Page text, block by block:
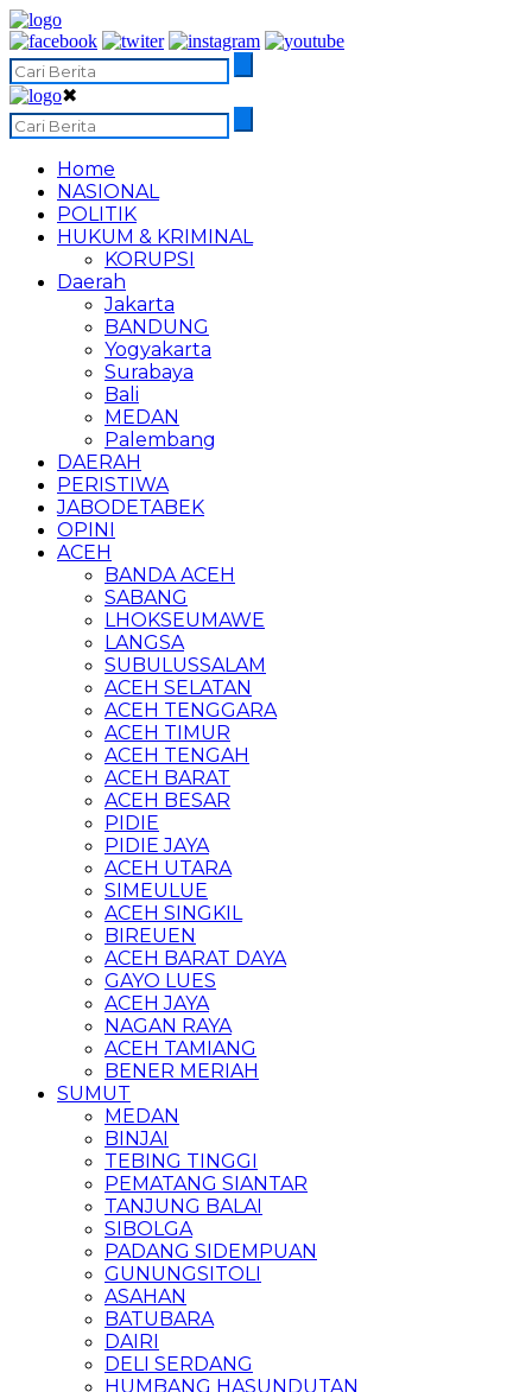
✖
Home
NASIONAL
POLITIK
HUKUM & KRIMINAL
KORUPSI
Daerah
Jakarta
BANDUNG
Yogyakarta
Surabaya
Bali
MEDAN
Palembang
DAERAH
PERISTIWA
JABODETABEK
OPINI
ACEH
BANDA ACEH
SABANG
LHOKSEUMAWE
LANGSA
SUBULUSSALAM
ACEH SELATAN
ACEH TENGGARA
ACEH TIMUR
ACEH TENGAH
ACEH BARAT
ACEH BESAR
PIDIE
PIDIE JAYA
ACEH UTARA
SIMEULUE
ACEH SINGKIL
BIREUEN
ACEH BARAT DAYA
GAYO LUES
ACEH JAYA
NAGAN RAYA
ACEH TAMIANG
BENER MERIAH
SUMUT
MEDAN
BINJAI
TEBING TINGGI
PEMATANG SIANTAR
TANJUNG BALAI
SIBOLGA
PADANG SIDEMPUAN
GUNUNGSITOLI
ASAHAN
BATUBARA
DAIRI
DELI SERDANG
HUMBANG HASUNDUTAN